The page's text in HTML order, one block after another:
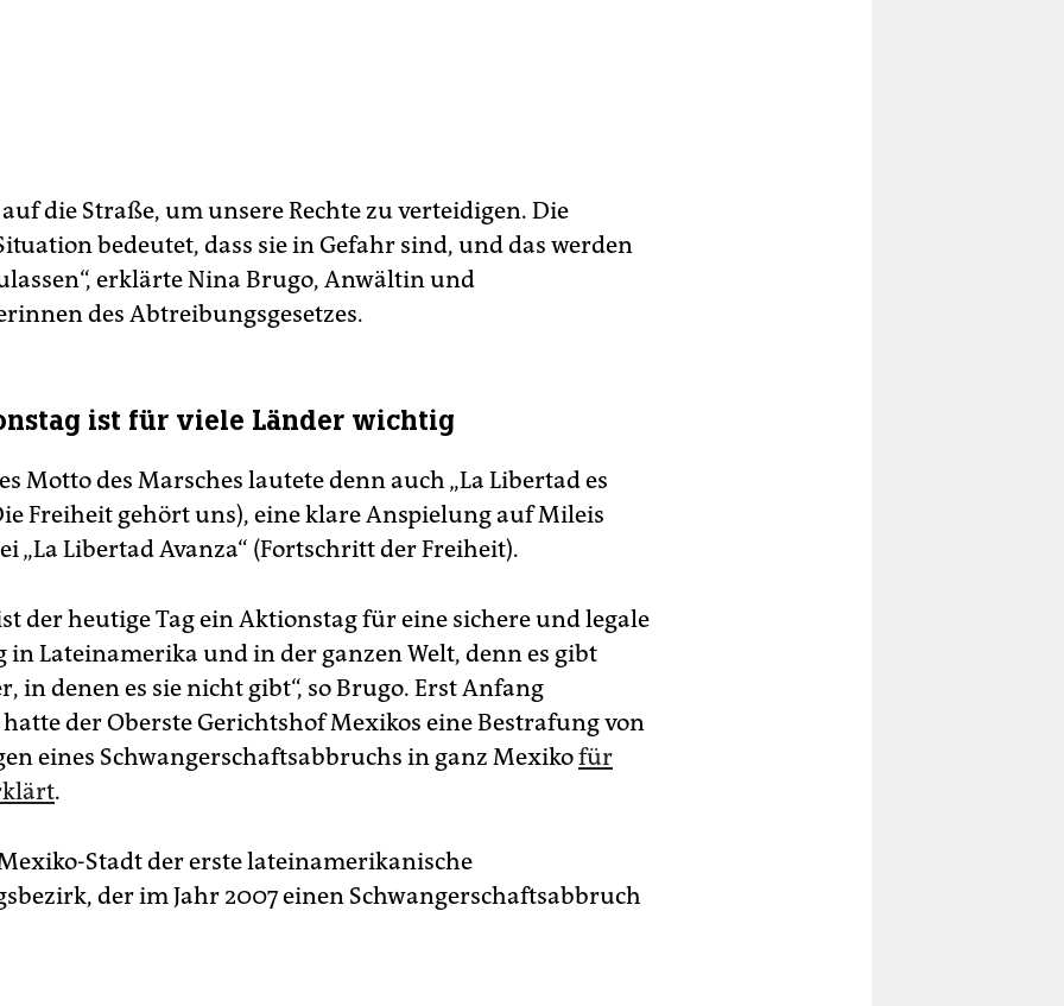
auf die Straße, um unsere Rechte zu verteidigen. Die
bedeutet, dass sie in Gefahr sind, und das werden
erklärte Nina Brugo, Anwältin und
des Abtreibungsgesetzes.
ist für viele Länder wichtig
Motto des Marsches lautete denn auch „La Libertad es
Freiheit gehört uns), eine klare Anspielung auf Mileis
„La Libertad Avanza“ (Fortschritt der Freiheit).
der heutige Tag ein Aktionstag für eine sichere und legale
Lateinamerika und in der ganzen Welt, denn es gibt
in denen es sie nicht gibt“, so Brugo. Erst Anfang
der Oberste Gerichtshof Mexikos eine Bestrafung von
eines Schwangerschaftsabbruchs in ganz Mexikofür
.
Stadt der erste lateinamerikanische
der im Jahr 2007 einen Schwangerschaftsabbruch